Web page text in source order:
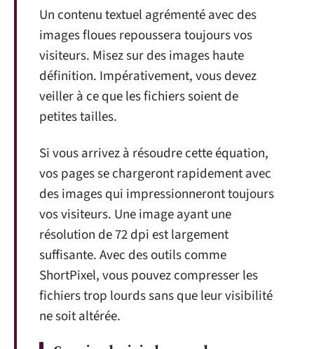
Un contenu textuel agrémenté avec des
images floues repoussera toujours vos
visiteurs. Misez sur des images haute
définition. Impérativement, vous devez
veiller à ce que les fichiers soient de
petites tailles.
Si vous arrivez à résoudre cette équation,
vos pages se chargeront rapidement avec
des images qui impressionneront toujours
vos visiteurs. Une image ayant une
résolution de 72 dpi est largement
suffisante. Avec des outils comme
ShortPixel, vous pouvez compresser les
fichiers trop lourds sans que leur visibilité
ne soit altérée.